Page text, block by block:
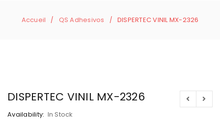
Accueil / QS Adhesivos / DISPERTEC VINIL MX-2326
DISPERTEC VINIL MX-2326
Availability: In Stock